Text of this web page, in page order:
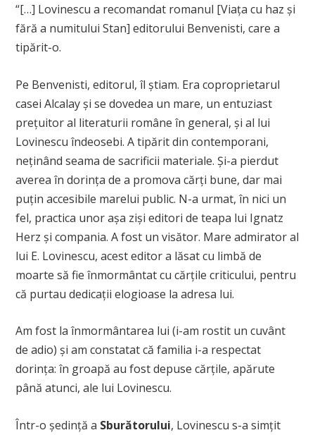
“[…] Lovinescu a recomandat romanul [Viața cu haz și
fără a numitului Stan] editorului Benvenisti, care a
tipărit-o.
Pe Benvenisti, editorul, îl știam. Era coproprietarul
casei Alcalay și se dovedea un mare, un entuziast
prețuitor al literaturii române în general, și al lui
Lovinescu îndeosebi. A tipărit din contemporani,
neținând seama de sacrificii materiale. Și-a pierdut
averea în dorința de a promova cărți bune, dar mai
puțin accesibile marelui public. N-a urmat, în nici un
fel, practica unor așa ziși editori de teapa lui Ignatz
Herz și compania. A fost un visător. Mare admirator al
lui E. Lovinescu, acest editor a lăsat cu limbă de
moarte să fie înmormântat cu cărțile criticului, pentru
că purtau dedicații elogioase la adresa lui.
Am fost la înmormântarea lui (i-am rostit un cuvânt
de adio) și am constatat că familia i-a respectat
dorința: în groapă au fost depuse cărțile, apărute
până atunci, ale lui Lovinescu.
Într-o ședință a Sburătorului, Lovinescu s-a simțit